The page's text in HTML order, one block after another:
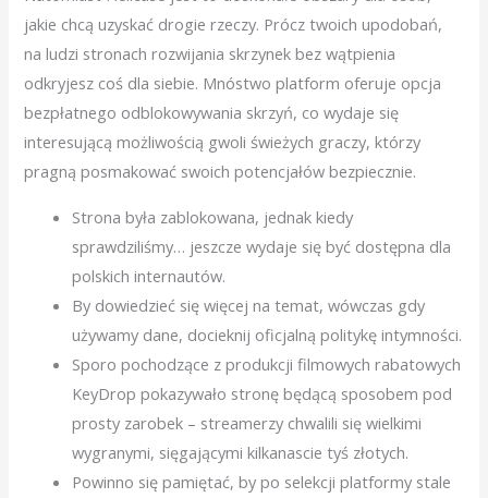
jakie chcą uzyskać drogie rzeczy. Prócz twoich upodobań,
na ludzi stronach rozwijania skrzynek bez wątpienia
odkryjesz coś dla siebie. Mnóstwo platform oferuje opcja
bezpłatnego odblokowywania skrzyń, co wydaje się
interesującą możliwością gwoli świeżych graczy, którzy
pragną posmakować swoich potencjałów bezpiecznie.
Strona była zablokowana, jednak kiedy
sprawdziliśmy… jeszcze wydaje się być dostępna dla
polskich internautów.
By dowiedzieć się więcej na temat, wówczas gdy
używamy dane, docieknij oficjalną politykę intymności.
Sporo pochodzące z produkcji filmowych rabatowych
KeyDrop pokazywało stronę będącą sposobem pod
prosty zarobek – streamerzy chwalili się wielkimi
wygranymi, sięgającymi kilkanascie tyś złotych.
Powinno się pamiętać, by po selekcji platformy stale